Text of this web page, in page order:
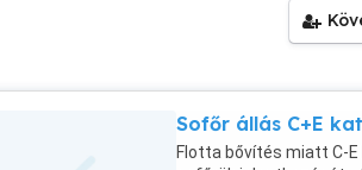
Sofőr állás C+E
Flotta bővítés miatt C-